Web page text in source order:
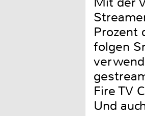
Prozent
folgen
Fire TV
Und